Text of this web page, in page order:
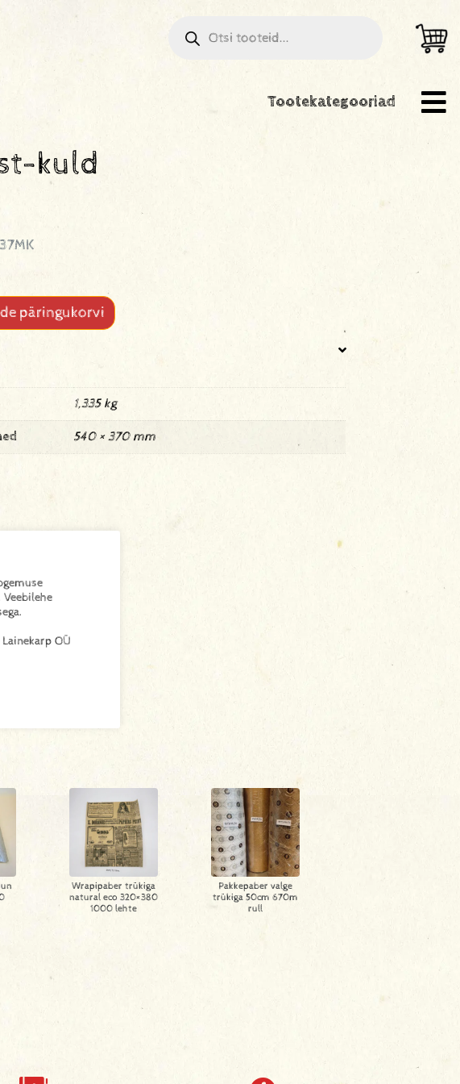
Tootekategooriad
kuld
päringukorvi
1,335 kg
540 × 370 mm
Wrapipaber trükiga
natural eco 320×380
1000 lehte
Pakkepaber valge
trükiga 50cm 670m
rull
OÜ